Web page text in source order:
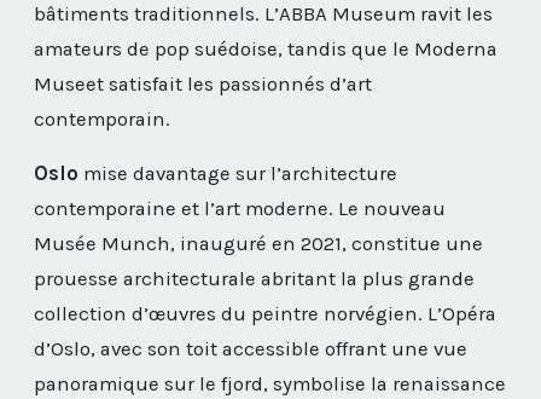
bâtiments traditionnels. L’ABBA Museum ravit les
amateurs de pop suédoise, tandis que le Moderna
Museet satisfait les passionnés d’art
contemporain.
Oslo mise davantage sur l’architecture
contemporaine et l’art moderne. Le nouveau
Musée Munch, inauguré en 2021, constitue une
prouesse architecturale abritant la plus grande
collection d’œuvres du peintre norvégien. L’Opéra
d’Oslo, avec son toit accessible offrant une vue
panoramique sur le fjord, symbolise la renaissance